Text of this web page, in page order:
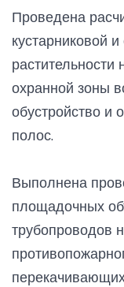
Проведена
кустарниковой
охранной зоны
обустройство и
полос.
Выполнена
площадочных
трубопроводов